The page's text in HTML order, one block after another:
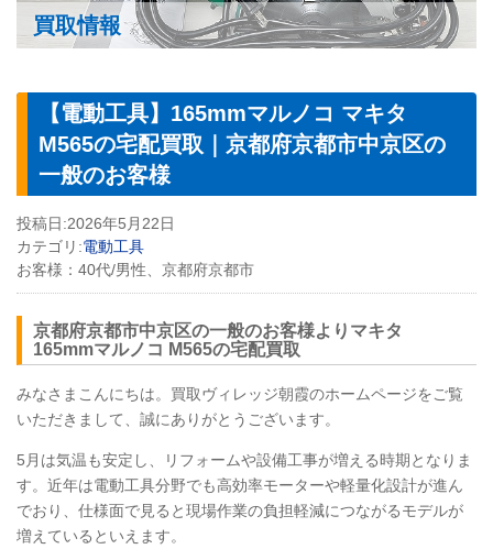
買取情報
【電動工具】165mmマルノコ マキタ
M565の宅配買取｜京都府京都市中京区の
一般のお客様
投稿日:2026年5月22日
カテゴリ:電動工具
お客様： 40代/男性、京都府京都市
京都府京都市中京区の一般のお客様よりマキタ
165mmマルノコ M565の宅配買取
みなさまこんにちは。買取ヴィレッジ朝霞のホームページをご覧
いただきまして、誠にありがとうございます。
5月は気温も安定し、リフォームや設備工事が増える時期となりま
す。近年は電動工具分野でも高効率モーターや軽量化設計が進ん
でおり、仕様面で見ると現場作業の負担軽減につながるモデルが
増えているといえます。